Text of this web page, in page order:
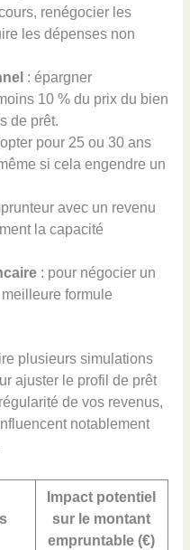
renégocier les
les dépenses non
: épargner
10 % du prix du bien
de prêt.
pour 25 ou 30 ans
si cela engendre un
avec un revenu
la capacité
: pour négocier un
formule
plusieurs simulations
ajuster le profil de prêt
de vos revenus,
notablement
Impact potentiel
sur le montant
empruntable (€)